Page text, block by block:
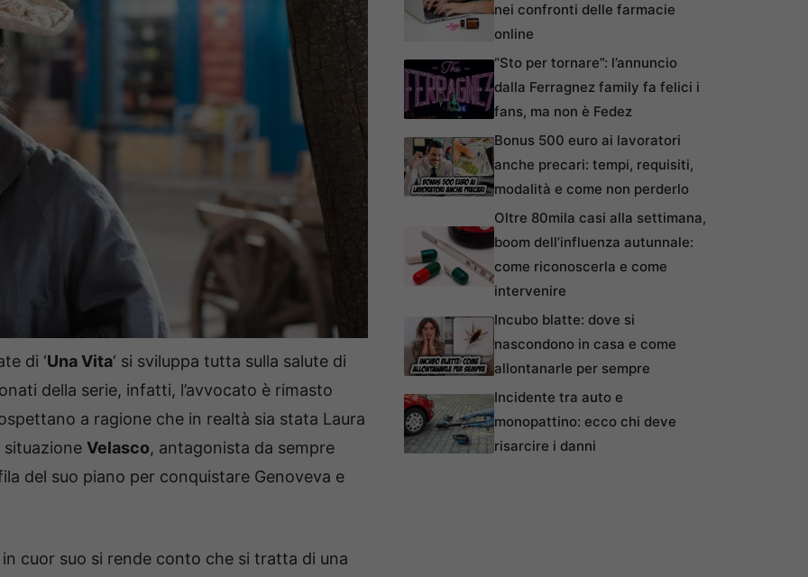
di ‘Una Vita‘ si sviluppa tutta sulla salute di
della serie, infatti, l’avvocato è rimasto
a ragione che in realtà sia stata Laura
situazione Velasco, antagonista da sempre
del suo piano per conquistare Genoveva e
cuor suo si rende conto che si tratta di una
nei confronti delle farmacie
online
“Sto per tornare”: l’annuncio
dalla Ferragnez family fa felici i
fans, ma non è Fedez
Bonus 500 euro ai lavoratori
anche precari: tempi, requisiti,
modalità e come non perderlo
Oltre 80mila casi alla settimana,
boom dell’influenza autunnale:
come riconoscerla e come
intervenire
Incubo blatte: dove si
nascondono in casa e come
allontanarle per sempre
Incidente tra auto e
monopattino: ecco chi deve
risarcire i danni